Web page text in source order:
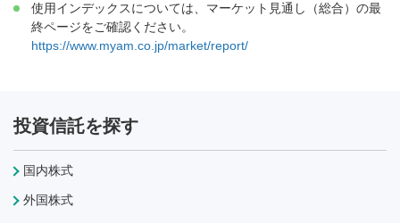
使用インデックスについては、マーケット見通し（総合）の最
終ページをご確認ください。
https://www.myam.co.jp/market/report/
投資信託を探す
国内株式
外国株式